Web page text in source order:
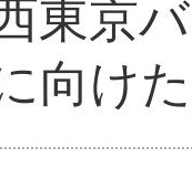
京
向け